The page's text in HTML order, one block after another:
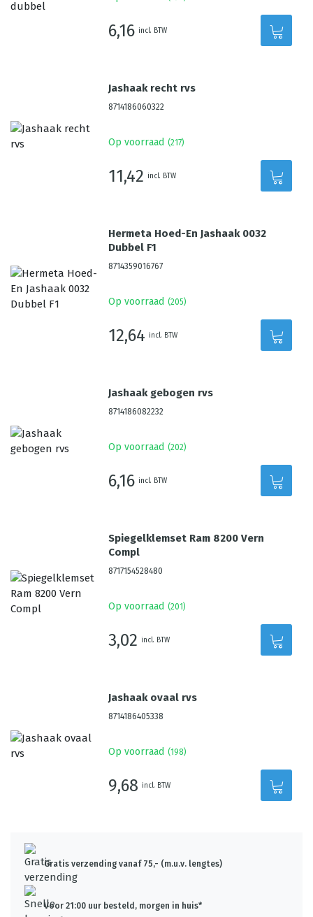
6,16 incl. BTW
Jashaak recht rvs
8714186060322
Op voorraad (217)
11,42 incl. BTW
Hermeta Hoed-En Jashaak 0032
Dubbel F1
8714359016767
Op voorraad (205)
12,64 incl. BTW
Jashaak gebogen rvs
8714186082232
Op voorraad (202)
6,16 incl. BTW
Spiegelklemset Ram 8200 Vern
Compl
8717154528480
Op voorraad (201 )
3,02 incl. BTW
Jashaak ovaal rvs
8714186405338
Op voorraad (198)
9,68 incl. BTW
Gratis verzending vanaf 75,- (m.u.v. lengtes)
Voor 21:00 uur besteld, morgen in huis*